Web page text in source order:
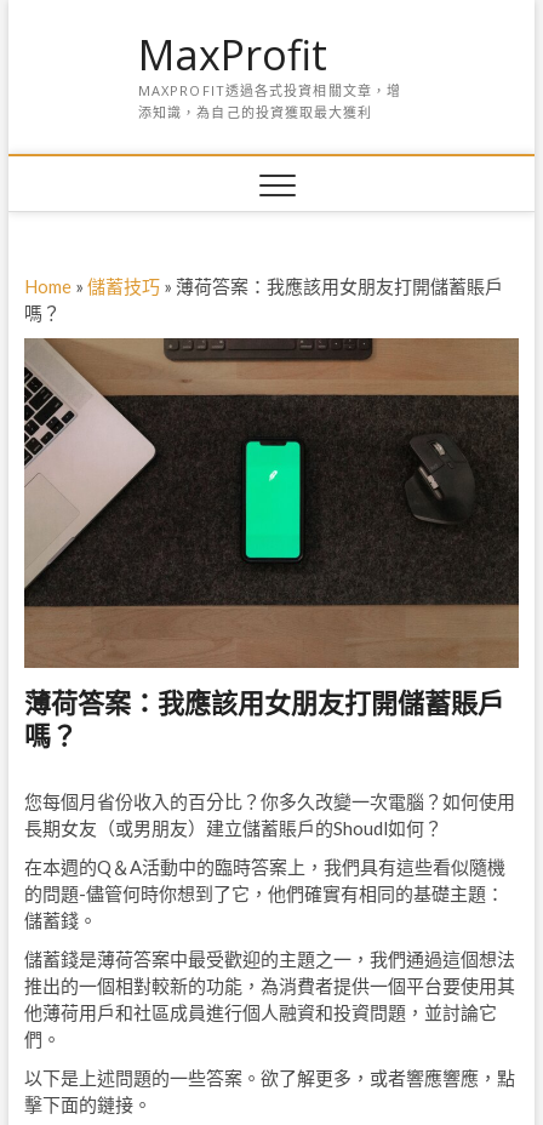
MaxProfit
MAXPROFIT透過各式投資相關文章，增
添知識，為自己的投資獲取最大獲利
Home» 儲蓄技巧» 薄荷答案：我應該用女朋友打開儲蓄賬戶
嗎？
薄荷答案：我應該用女朋友打開儲蓄賬戶
嗎？
您每個月省份收入的百分比？你多久改變一次電腦？如何使用
長期女友（或男朋友）建立儲蓄賬戶的Shoudl如何？
在本週的Q＆A活動中的臨時答案上，我們具有這些看似隨機
的問題-儘管何時你想到了它，他們確實有相同的基礎主題：
儲蓄錢。
儲蓄錢是薄荷答案中最受歡迎的主題之一，我們通過這個想法
推出的一個相對較新的功能，為消費者提供一個平台要使用其
他薄荷用戶和社區成員進行個人融資和投資問題，並討論它
們。
以下是上述問題的一些答案。欲了解更多，或者響應響應，點
擊下面的鏈接。